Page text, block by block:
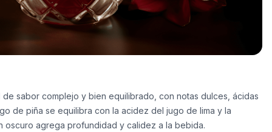
de sabor complejo y bien equilibrado, con notas dulces, ácidas
de piña se equilibra con la acidez del jugo de lima y la
oscuro agrega profundidad y calidez a la bebida.